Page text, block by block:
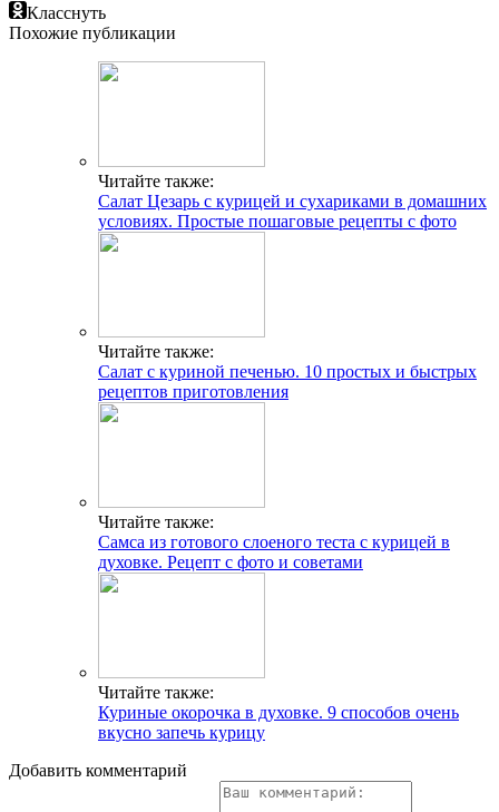
Класснуть
Похожие публикации
Читайте также:
Салат Цезарь с курицей и сухариками в домашних
условиях. Простые пошаговые рецепты с фото
Читайте также:
Салат с куриной печенью. 10 простых и быстрых
рецептов приготовления
Читайте также:
Самса из готового слоеного теста с курицей в
духовке. Рецепт с фото и советами
Читайте также:
Куриные окорочка в духовке. 9 способов очень
вкусно запечь курицу
Добавить комментарий